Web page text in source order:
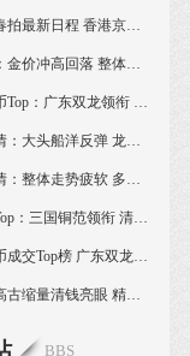
2026年钱币春拍最新日程 香港京沪大拍连台
现代币行情：金价冲高回落 整体平稳金币活跃
2026春机制币Top：广东双龙领衔 金币占四席
民国中央行情：大头船洋反弹 龙凤军阀再走弱
机制地方行情：整体走势疲软 多品种再创新低
2026春古钱Top：三国铜范领衔 清代雕母半壁
盘点中国钱币成交Top榜 广东双龙寿字创纪录
古钱行情：高古缩量清钱亮眼 精品成交量较大
BBS